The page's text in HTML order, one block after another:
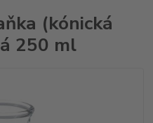
(kónická
250 ml